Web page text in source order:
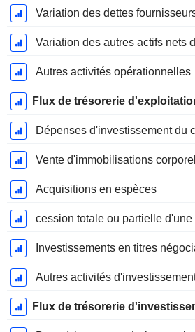
Variation des dettes
Autres activités opérationnelles
Flux de trésorerie
Dépenses d'investissement du
Vente d'immobilisations
Acquisitions en espèces
cession totale ou partielle d'une
Autres activités
Flux de trésorerie